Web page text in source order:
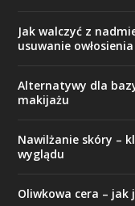
Jak walczyć z
usuwanie
Alternatywy dla
makijażu
Nawilżanie skóry –
wyglądu
Oliwkowa cera – jak